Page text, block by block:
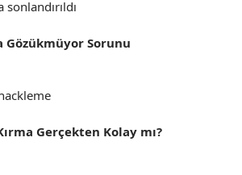
Gözükmüyor Sorunu
Gerçekten Kolay mı?